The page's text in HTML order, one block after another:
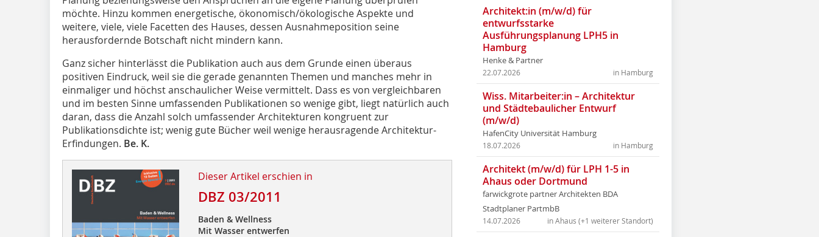
möchte. Hinzu kommen energetische, ökonomisch/ökologische Aspekte und
weitere, viele, viele Facetten des Hauses, dessen Ausnahmeposition seine
herausfordernde Botschaft nicht mindern kann.
Ganz sicher hinterlässt die Publikation auch aus dem Grunde einen überaus
positiven Eindruck, weil sie die gerade genannten Themen und manches mehr in
einmaliger und höchst anschaulicher Weise vermittelt. Dass es von vergleichbaren
und im besten Sinne umfassenden Publikationen so wenige gibt, liegt natürlich auch
daran, dass die Anzahl solch umfassender Architekturen kongruent zur
Publikationsdichte ist; wenig gute Bücher weil wenige herausragende Architektur-
Erfindungen. Be. K.
Dieser Artikel erschien in
DBZ 03/2011
Baden & Wellness
Mit Wasser entwerfen
Architekt:in (m/w/d) für
entwurfsstarke
Ausführungsplanung LPH5 in
Hamburg
Henke & Partner
in Hamburg
22.07.2026
Wiss. Mitarbeiter:in – Architektur
und Städtebaulicher Entwurf
(m/w/d)
HafenCity Universität Hamburg
in Hamburg
18.07.2026
Architekt (m/w/d) für LPH 1-5 in
Ahaus oder Dortmund
farwickgrote partner Architekten BDA
Stadtplaner PartmbB
in Ahaus (+1 weiterer Standort)
14.07.2026